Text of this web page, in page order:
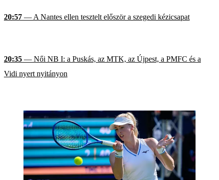
20:57 — A Nantes ellen tesztelt először a szegedi kézicsapat
20:35 — Női NB I: a Puskás, az MTK, az Újpest, a PMFC és a
Vidi nyert nyitányon